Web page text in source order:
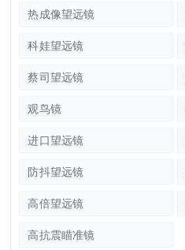
热成像望远镜
科娃望远镜
蔡司望远镜
观鸟镜
进口望远镜
防抖望远镜
高倍望远镜
高抗震瞄准镜